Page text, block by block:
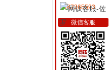
2487365593
微信客服